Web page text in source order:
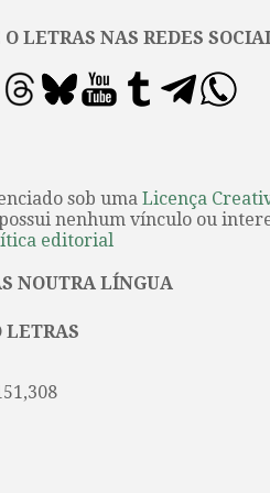
LETRAS NAS REDES
sob uma Licença
nenhum vínculo ou
editorial
NOUTRA LÍNGUA
LETRAS